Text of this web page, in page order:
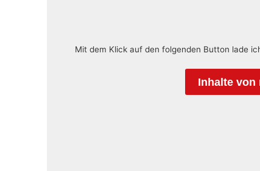
Mit dem Klick auf den folgenden Button lade
Inhalte von